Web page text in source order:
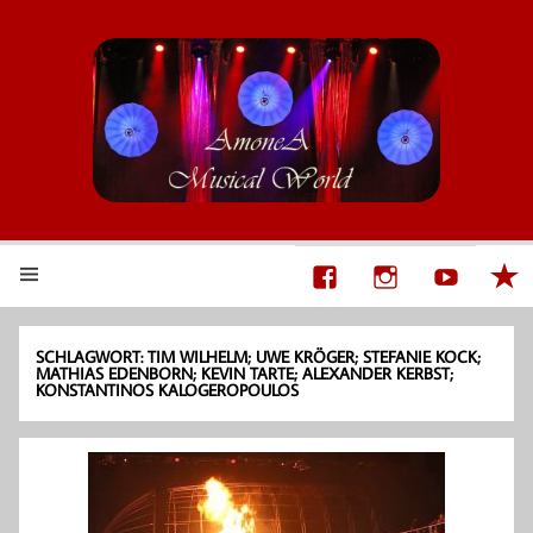
SCHLAGWORT:TIM WILHELM; UWE KRÖGER; STEFANIE KOCK;
MATHIAS EDENBORN; KEVIN TARTE; ALEXANDER KERBST;
KONSTANTINOS KALOGEROPOULOS